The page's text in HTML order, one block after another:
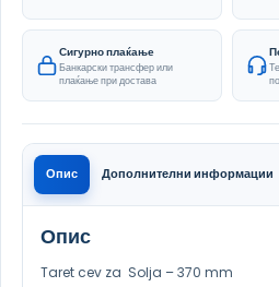
Сигурно плаќање
Банкарски трансфер или
плаќање при достава
Опис Дополнителни информации
Опис
Taret cev za Solja – 370 mm